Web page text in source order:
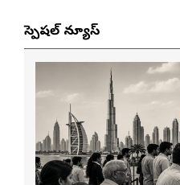
స్పెషల్ న్యూస్